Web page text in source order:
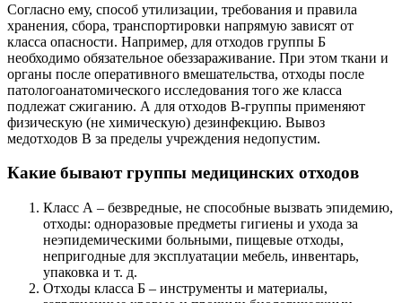
Согласно ему, способ утилизации, требования и правила
хранения, сбора, транспортировки напрямую зависят от
класса опасности. Например, для отходов группы Б
необходимо обязательное обеззараживание. При этом ткани и
органы после оперативного вмешательства, отходы после
патологоанатомического исследования того же класса
подлежат сжиганию. А для отходов В-группы применяют
физическую (не химическую) дезинфекцию. Вывоз
медотходов В за пределы учреждения недопустим.
Какие бывают группы медицинских отходов
Класс А – безвредные, не способные вызвать эпидемию,
отходы: одноразовые предметы гигиены и ухода за
неэпидемическими больными, пищевые отходы,
непригодные для эксплуатации мебель, инвентарь,
упаковка и т. д.
Отходы класса Б – инструменты и материалы,